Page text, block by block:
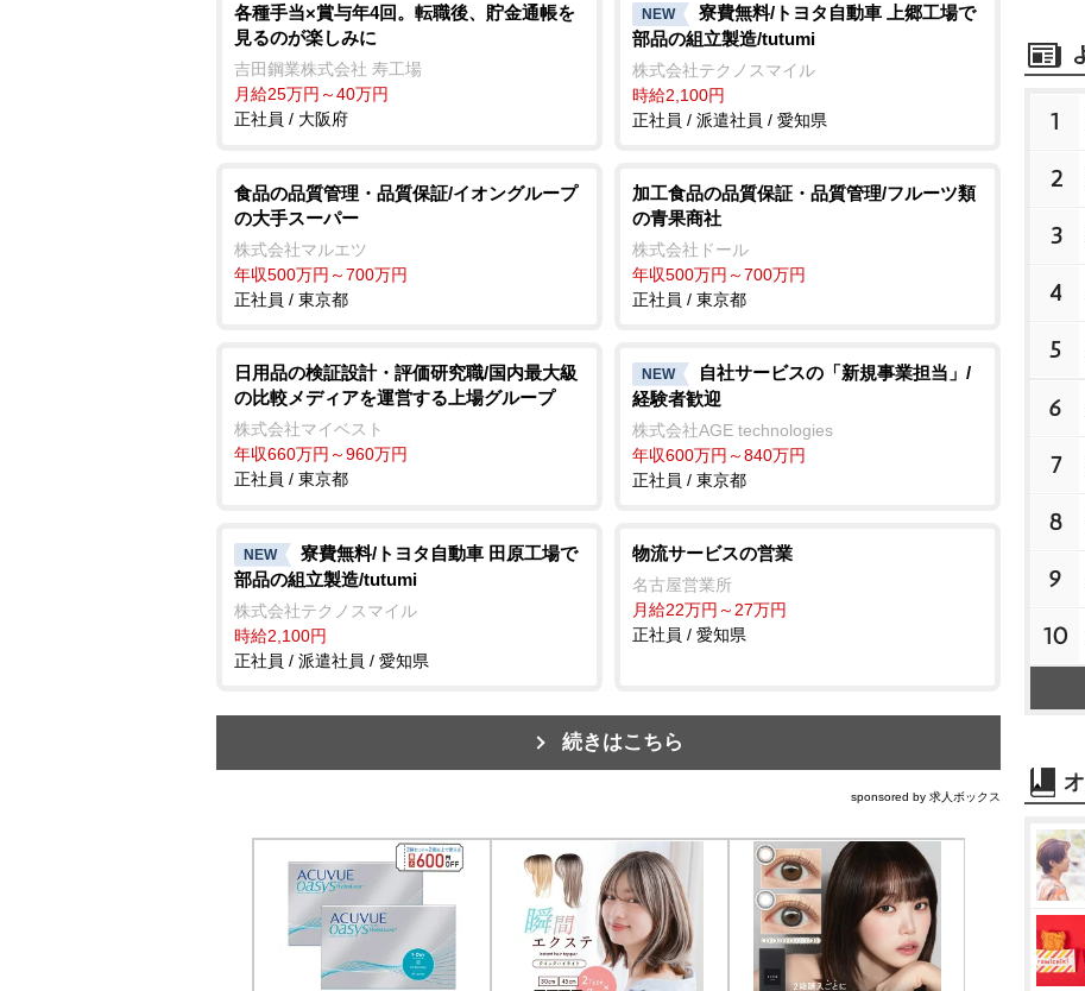
各種手当×賞与年4回。転職後、貯金通帳を
見るのが楽しみに
吉田鋼業株式会社 寿工場
月給25万円～40万円
正社員 / 大阪府
NEW
寮費無料/トヨタ自動車 上郷工場で
部品の組立製造/tutumi
株式会社テクノスマイル
時給2,100円
正社員 / 派遣社員 / 愛知県
食品の品質管理・品質保証/イオングループ
の大手スーパー
株式会社マルエツ
年収500万円～700万円
正社員 / 東京都
加工食品の品質保証・品質管理/フルーツ類
の青果商社
株式会社ドール
年収500万円～700万円
正社員 / 東京都
日用品の検証設計・評価研究職/国内最大級
の比較メディアを運営する上場グループ
株式会社マイベスト
年収660万円～960万円
正社員 / 東京都
NEW
自社サービスの「新規事業担当」/
経験者歓迎
株式会社AGE technologies
年収600万円～840万円
正社員 / 東京都
NEW
寮費無料/トヨタ自動車 田原工場で
部品の組立製造/tutumi
株式会社テクノスマイル
時給2,100円
正社員 / 派遣社員 / 愛知県
物流サービスの営業
名古屋営業所
月給22万円～27万円
正社員 / 愛知県
続きはこちら
sponsored by 求人ボックス
1
2
3
4
5
6
7
8
9
10